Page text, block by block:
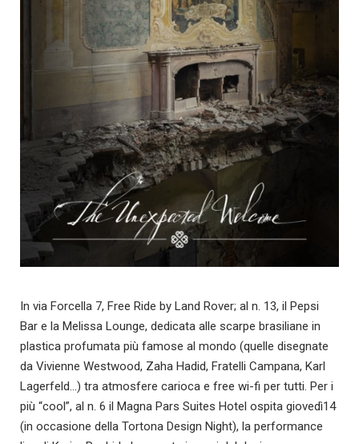
In via Forcella 7, Free Ride by Land Rover; al n. 13, il Pepsi
Bar e la Melissa Lounge, dedicata alle scarpe brasiliane in
plastica profumata più famose al mondo (quelle disegnate
da Vivienne Westwood, Zaha Hadid, Fratelli Campana, Karl
Lagerfeld…) tra atmosfere carioca e free wi-fi per tutti. Per i
più “cool”, al n. 6 il Magna Pars Suites Hotel ospita giovedì14
(in occasione della Tortona Design Night), la performance